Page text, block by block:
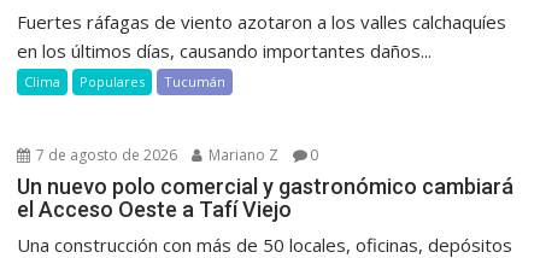
Fuertes ráfagas de viento azotaron a los valles calchaquíes
en los últimos días, causando importantes daños...
Clima Populares Tucumán
7 de agosto de 2026 Mariano Z 0
Un nuevo polo comercial y gastronómico cambiará
el Acceso Oeste a Tafí Viejo
Una construcción con más de 50 locales, oficinas, depósitos